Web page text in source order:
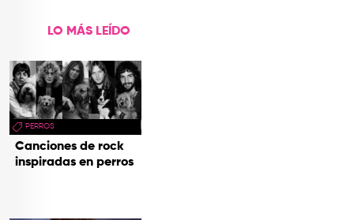
LO MÁS LEÍDO
PERROS
Canciones de rock
inspiradas en perros